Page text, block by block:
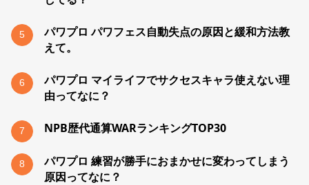
5
パワプロ パワフェス自動失点の原因と緩和方法教
えて。
6
パワプロ マイライフでサクセスキャラ使えない理
由ってなに？
7 NPB歴代通算WARランキングTOP30
8
パワプロ 練習が勝手におまかせに変わってしまう
原因ってなに？